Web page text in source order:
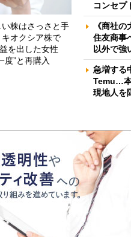
い株はさっさと手
オクシア株で
を出した女性
度”と再購入
コンセプ
《商社
住友商事
以外で強
急増する
Temu…
現地人を